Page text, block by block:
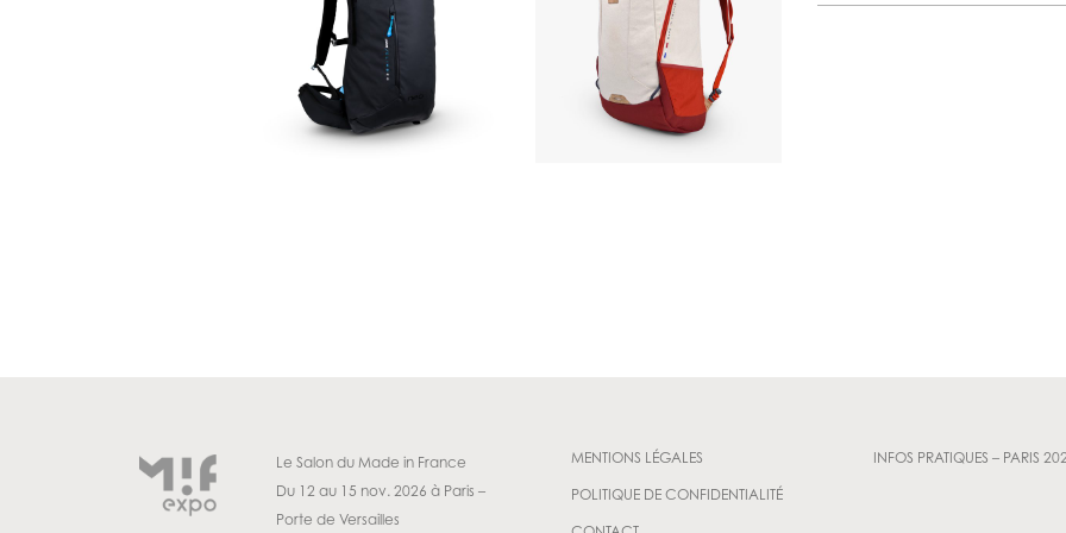
Le Salon du Made in France
Du 12 au 15 nov. 2026 à Paris –
Porte de Versailles
MENTIONS LÉGALES
POLITIQUE DE CONFIDENTIALITÉ
INFOS PRATIQUES – PARIS